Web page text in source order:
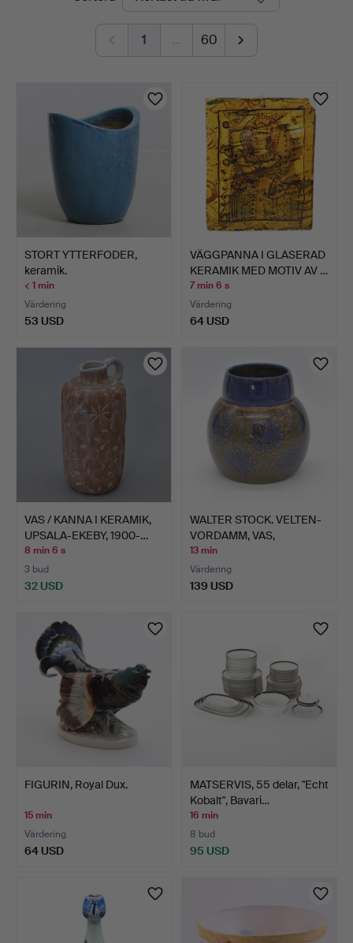
1 … 60
STORT YTTERFODER,
keramik.
< 1 min
Värdering
53 USD
VÄGGPANNA I GLASERAD
KERAMIK MED MOTIV AV …
7 min 6 s
Värdering
64 USD
VAS / KANNA I KERAMIK,
UPSALA-EKEBY, 1900-…
8 min 6 s
3 bud
32 USD
WALTER STOCK. VELTEN-
VORDAMM, VAS,
STENGOD…
13 min
Värdering
139 USD
FIGURIN, Royal Dux.
15 min
Värdering
64 USD
MATSERVIS, 55 delar, "Echt
Kobalt", Bavari…
16 min
8 bud
95 USD